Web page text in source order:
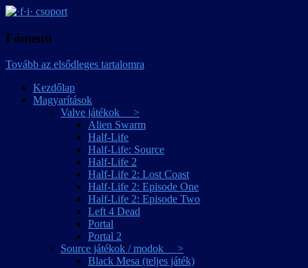
·f·i· csoport
Főmenü
Tovább az elsődleges tartalomra
Kezdőlap
Magyarítások
Valve játékok >
Alien Swarm
Half-Life
Half-Life: Source
Half-Life 2
Half-Life 2: Lost Coast
Half-Life 2: Episode One
Half-Life 2: Episode Two
Left 4 Dead
Portal
Portal 2
Source játékok / modok >
Black Mesa (teljes játék)